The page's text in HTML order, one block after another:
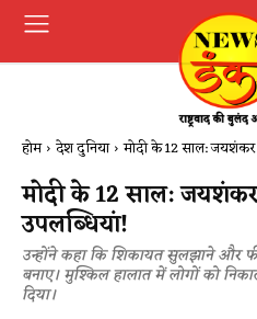
होम देश दुनिया मोदी के 12 साल:
मोदी के 12 साल:
उपलब्धियां!
उन्होंने कहा कि शिकायत सुलझाने और
बनाए। मुश्किल हालात में लोगों को
दिया।